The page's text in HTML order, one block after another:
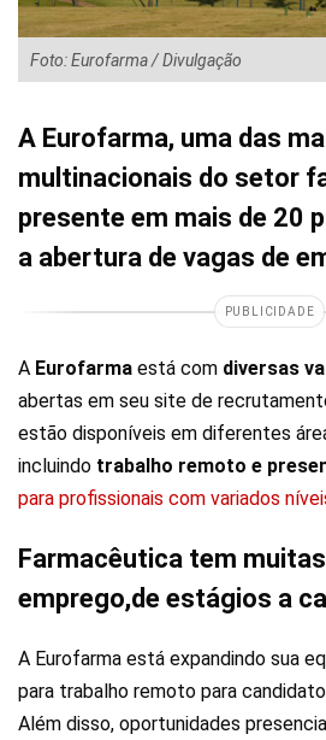
Foto: Eurofarma / Divulgação
A Eurofarma, uma das
multinacionais do setor
presente em mais de 20
a abertura de vagas de
PUBLICIDADE
A Eurofarma está com diversas
abertas em seu site de
estão disponíveis em diferentes
incluindo trabalho remoto e
para profissionais com variados
Farmacêutica tem
emprego,de estágios a
A Eurofarma está expandindo sua
para trabalho remoto para
Além disso, oportunidades